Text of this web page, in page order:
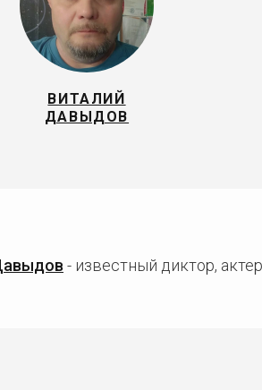
ВИТАЛИЙ
ДАВЫДОВ
- известный диктор, актер